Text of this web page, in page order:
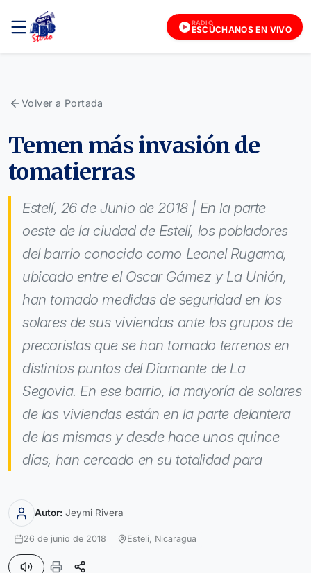
RADIO
ESCÚCHANOS EN VIVO
Volver a Portada
Temen más invasión de
tomatierras
Estelí, 26 de Junio de 2018 | En la parte
oeste de la ciudad de Estelí, los pobladores
del barrio conocido como Leonel Rugama,
ubicado entre el Oscar Gámez y La Unión,
han tomado medidas de seguridad en los
solares de sus viviendas ante los grupos de
precaristas que se han tomado terrenos en
distintos puntos del Diamante de La
Segovia. En ese barrio, la mayoría de solares
de las viviendas están en la parte delantera
de las mismas y desde hace unos quince
días, han cercado en su totalidad para
Autor: Jeymi Rivera
26 de junio de 2018 Esteli, Nicaragua